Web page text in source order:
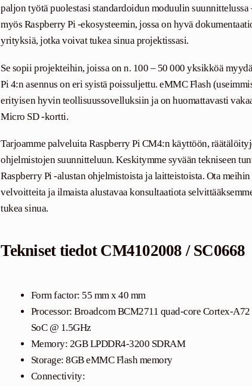
paljon työtä puolestasi standardoidun moduulin suunnittelussa
myös Raspberry Pi -ekosysteemin, jossa on hyvä
yrityksiä, jotka voivat tukea sinua projektissasi.
Se sopii projekteihin, joissa on n. 100 – 50 000 yksikköä
Pi 4:n asennus on eri syistä poissuljettu. eMMC Flash
erityisen hyvin teollisuussovelluksiin ja on huomattavasti
Micro SD -kortti.
Tarjoamme palveluita Raspberry Pi CM4:n käyttöön,
ohjelmistojen suunnitteluun. Keskitymme syvään tekniseen
Raspberry Pi -alustan ohjelmistoista ja laitteistoista. Ota
velvoitteita ja ilmaista alustavaa konsultaatiota
tukea sinua.
Tekniset tiedot CM4102008 / SC0668
Form factor: 55 mm x 40 mm
Processor: Broadcom BCM2711 quad-core Cortex-
SoC @ 1.5GHz
Memory: 2GB LPDDR4-3200 SDRAM
Storage: 8GB eMMC Flash memory
Connectivity: